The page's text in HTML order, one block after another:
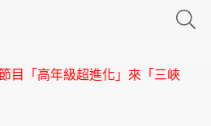
級超進化」來「三峽老街」取景